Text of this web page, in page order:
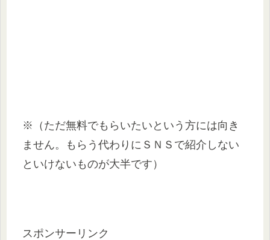
※（ただ無料でもらいたいという方には向き
ません。もらう代わりにＳＮＳで紹介しない
といけないものが大半です）
スポンサーリンク